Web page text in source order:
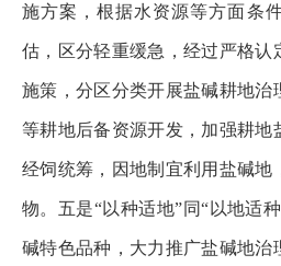
施方案，根据水资源等方面条
估，区分轻重缓急，经过严格认
施策，分区分类开展盐碱耕地治
等耕地后备资源开发，加强耕地
经饲统筹，因地制宜利用盐碱地
物。五是“以种适地”同“以地适
碱特色品种，大力推广盐碱地治